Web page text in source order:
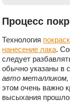
Процесс
Технология
нанесение лака.
следует
обычно указаны в
авто металликом,
этом очень важно
высыхания